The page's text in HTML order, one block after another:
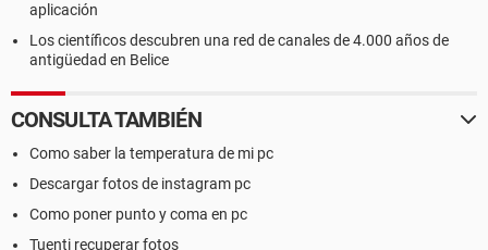
aplicación
Los científicos descubren una red de canales de 4.000 años de
antigüedad en Belice
CONSULTA TAMBIÉN
Como saber la temperatura de mi pc
Descargar fotos de instagram pc
Como poner punto y coma en pc
Tuenti recuperar fotos